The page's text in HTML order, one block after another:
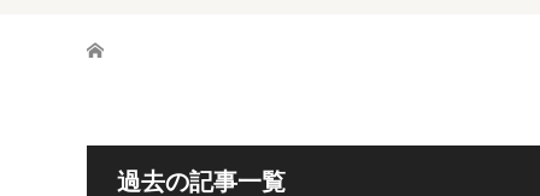
ホーム
過去の記事一覧